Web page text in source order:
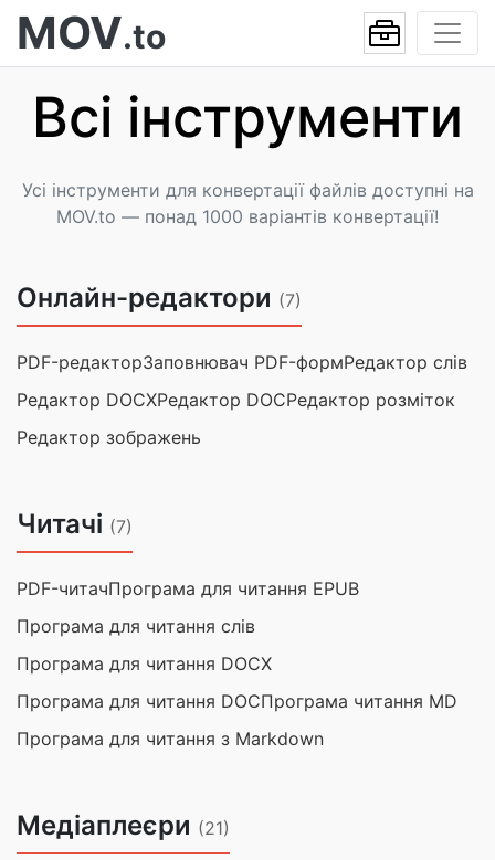
MOV.to
Всі інструменти
Усі інструменти для конвертації файлів доступні на
MOV.to — понад 1000 варіантів конвертації!
Онлайн-редактори (7)
PDF-редакторЗаповнювач PDF-формРедактор слів
Редактор DOCXРедактор DOCРедактор розміток
Редактор зображень
Читачі (7)
PDF-читачПрограма для читання EPUB
Програма для читання слів
Програма для читання DOCX
Програма для читання DOCПрограма читання MD
Програма для читання з Markdown
Медіаплеєри (21)